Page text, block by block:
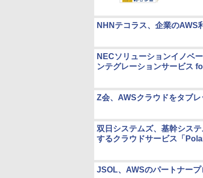
NHNテコラス、企業のAWS
NECソリューションイノベ
ンテグレーションサービス
Z会、AWSクラウドをタブ
双日システムズ、基幹シス
するクラウドサービス「
JSOL、AWSのパートナー